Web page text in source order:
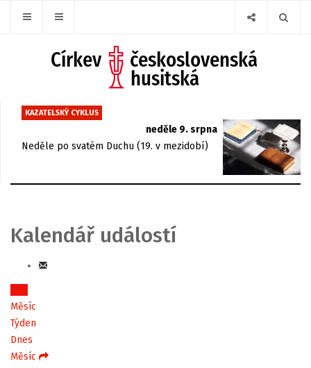
KAZATELSKÝ CYKLUS
neděle 9. srpna
Neděle po svatém Duchu (19. v mezidobí)
Kalendář událostí
Rok
Měsíc
Týden
Dnes
Měsíc